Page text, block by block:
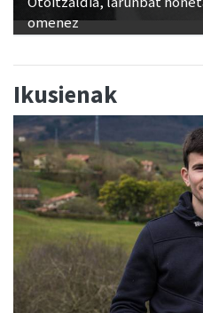
omenez
Ikusienak